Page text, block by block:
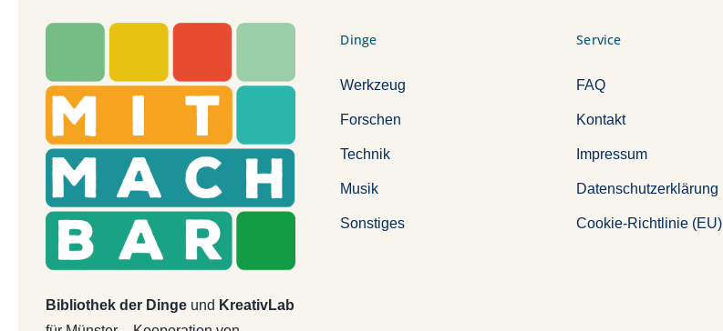
Bibliothek der Dingeund KreativLab
Dinge
Werkzeug
Forschen
Technik
Musik
Sonstiges
Service
FAQ
Kontakt
Impressum
Datenschutzerklärung
Cookie-Richtlinie (EU)